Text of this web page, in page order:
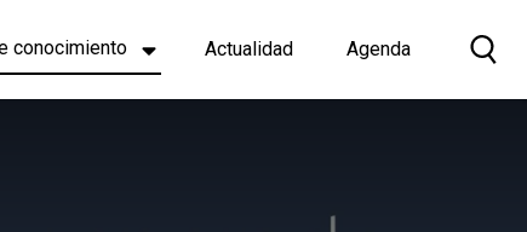
conocimiento Actualidad Agenda